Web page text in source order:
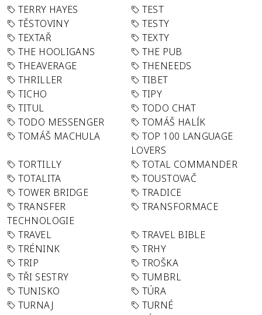
TERRY HAYES
TEST
TĚSTOVINY
TESTY
TEXTAŘ
TEXTY
THE HOOLIGANS
THE PUB
THEAVERAGE
THENEEDS
THRILLER
TIBET
TICHO
TIPY
TITUL
TODO CHAT
TODO MESSENGER
TOMÁŠ HALÍK
TOMÁŠ MACHULA
TOP 100 LANGUAGE
LOVERS
TORTILLY
TOTAL COMMANDER
TOTALITA
TOUSTOVAČ
TOWER BRIDGE
TRADICE
TRANSFER
TECHNOLOGIE
TRANSFORMACE
TRAVEL
TRAVEL BIBLE
TRÉNINK
TRHY
TRIP
TROŠKA
TŘI SESTRY
TUMBRL
TUNISKO
TÚRA
TURNAJ
TURNÉ